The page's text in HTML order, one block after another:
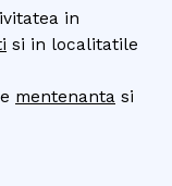
in
si in localitatile
mentenanta si